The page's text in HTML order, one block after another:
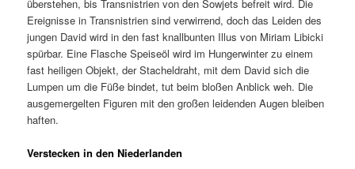
überstehen, bis Transnistrien von den Sowjets befreit wird. Die
Ereignisse in Transnistrien sind verwirrend, doch das Leiden des
jungen David wird in den fast knallbunten Illus von Miriam Libicki
spürbar. Eine Flasche Speiseöl wird im Hungerwinter zu einem
fast heiligen Objekt, der Stacheldraht, mit dem David sich die
Lumpen um die Füße bindet, tut beim bloßen Anblick weh. Die
ausgemergelten Figuren mit den großen leidenden Augen bleiben
haften.
Verstecken in den Niederlanden